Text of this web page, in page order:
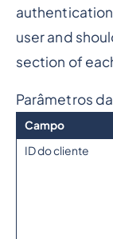
user and
section of
Parâmetros
Campo
ID do cliente